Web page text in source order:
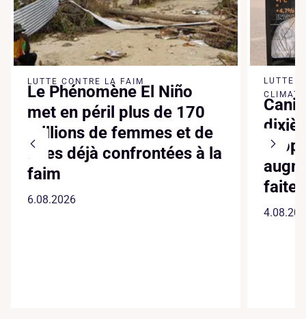
LUTTE CONTRE LA FAIM
Le Phénomène El Niño
met en péril plus de 170
millions de femmes et de
filles déjà confrontées à la
faim
6.08.2026
LUTTE